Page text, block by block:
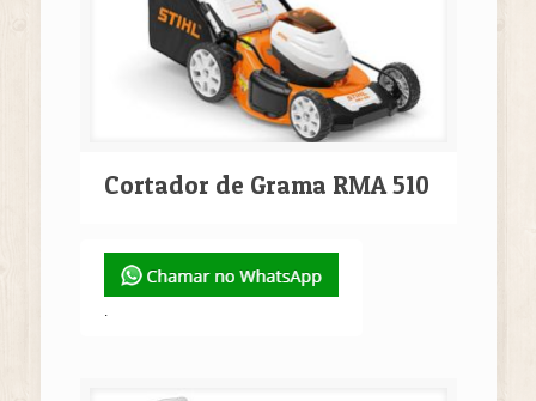
Cortador de Grama RMA 510
.